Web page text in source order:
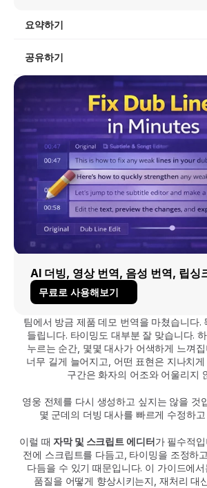
요약하기
공유하기
AI 더빙, 영상 번역, 음성 번역, 립싱
무료로 사용해보기
팀에서 방금 제품 데모 번역을 마쳤습니다.
들립니다. 타이밍도 대부분 잘 맞습니다.
누르는 순간, 몇몇 대사가 어색하게 느껴
너무 길게 늘어지고, 어떤 표현은 지나치
구간은 화자의 어조와 어울리지
영웅 전체를 다시 생성하고 싶지는 않을 것
몇 군데의 더빙 대사를 빠르게 수정하
이럴 때 자막 및 스크립트 에디터가 필수적
전에 스크립트를 다듬고, 타이밍을 조정하
다듬을 수 있기 때문입니다. 이 가이드에
품질을 어떻게 향상시키는지, 재처리 대